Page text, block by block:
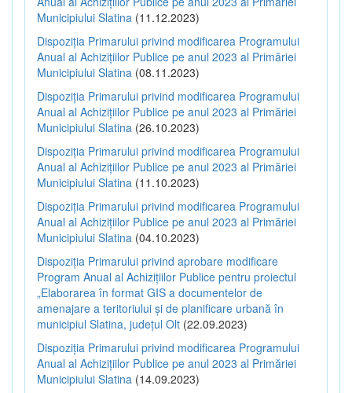
Municipiului Slatina (11.12.2023)
Dispoziția Primarului privind modificarea Programului
Anual al Achizițiilor Publice pe anul 2023 al Primăriei
Municipiului Slatina (08.11.2023)
Dispoziția Primarului privind modificarea Programului
Anual al Achizițiilor Publice pe anul 2023 al Primăriei
Municipiului Slatina (26.10.2023)
Dispoziția Primarului privind modificarea Programului
Anual al Achizițiilor Publice pe anul 2023 al Primăriei
Municipiului Slatina (11.10.2023)
Dispoziția Primarului privind modificarea Programului
Anual al Achizițiilor Publice pe anul 2023 al Primăriei
Municipiului Slatina (04.10.2023)
Dispoziția Primarului privind aprobare modificare
Program Anual al Achizițiilor Publice pentru proiectul
„Elaborarea în format GIS a documentelor de
amenajare a teritoriului și de planificare urbană în
municipiul Slatina, județul Olt (22.09.2023)
Dispoziția Primarului privind modificarea Programului
Anual al Achizițiilor Publice pe anul 2023 al Primăriei
Municipiului Slatina (14.09.2023)